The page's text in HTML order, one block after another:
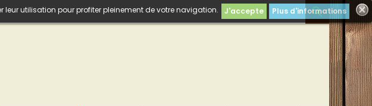

utilisation pour profiter pleinement de votre navigation. J'accepte Plus d'informations